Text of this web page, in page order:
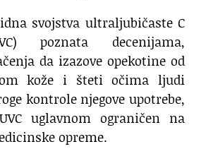
svojstva ultraljubičaste C
poznata decenijama,
da izazove opekotine od
kože i šteti očima ljudi
kontrole njegove upotrebe,
uglavnom ograničen na
opreme.